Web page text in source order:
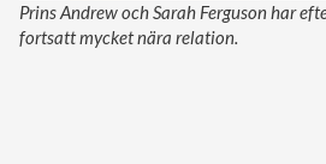
Prins Andrew och Sarah Ferguson har
fortsatt mycket nära relation.